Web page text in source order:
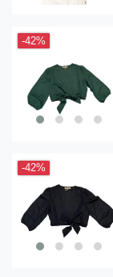
-42%
-42%